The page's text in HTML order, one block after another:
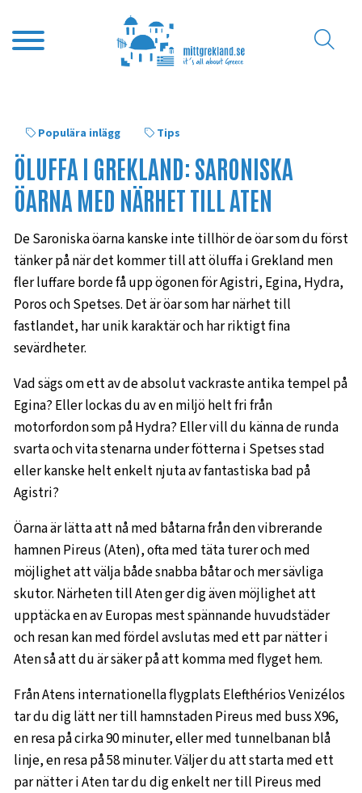
Populära inlägg Tips
ÖLUFFA I GREKLAND: SARONISKA
ÖARNA MED NÄRHET TILL ATEN
De Saroniska öarna kanske inte tillhör de öar som du först
tänker på när det kommer till att öluffa i Grekland men
fler luffare borde få upp ögonen för Agistri, Egina, Hydra,
Poros och Spetses. Det är öar som har närhet till
fastlandet, har unik karaktär och har riktigt fina
sevärdheter.
Vad sägs om ett av de absolut vackraste antika tempel på
Egina? Eller lockas du av en miljö helt fri från
motorfordon som på Hydra? Eller vill du känna de runda
svarta och vita stenarna under fötterna i Spetses stad
eller kanske helt enkelt njuta av fantastiska bad på
Agistri?
Öarna är lätta att nå med båtarna från den vibrerande
hamnen Pireus (Aten), ofta med täta turer och med
möjlighet att välja både snabba båtar och mer sävliga
skutor. Närheten till Aten ger dig även möjlighet att
upptäcka en av Europas mest spännande huvudstäder
och resan kan med fördel avslutas med ett par nätter i
Aten så att du är säker på att komma med flyget hem.
Från Atens internationella flygplats Elefthérios Venizélos
tar du dig lätt ner till hamnstaden Pireus med buss X96,
en resa på cirka 90 minuter, eller med tunnelbanan blå
linje, en resa på 58 minuter. Väljer du att starta med ett
par nätter i Aten tar du dig enkelt ner till Pireus med